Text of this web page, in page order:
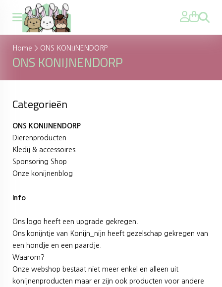
Zoeken
Home > ONS KONIJNENDORP
ONS KONIJNENDORP
Categorieën
ONS KONIJNENDORP
Dierenproducten
Kledij & accessoires
Sponsoring Shop
Onze konijnenblog
Info
Ons logo heeft een upgrade gekregen.
Ons konijntje van Konijn_nijn heeft gezelschap gekregen van
een hondje en een paardje.
Waarom?
Onze webshop bestaat niet meer enkel en alleen uit
konijnenproducten maar er zijn ook producten voor andere